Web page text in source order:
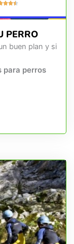
PERRO
buen plan y si
para perros